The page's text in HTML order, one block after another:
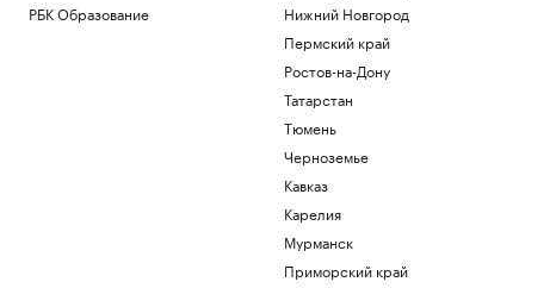
РБК Образование
Нижний Новгород
Пермский край
Ростов-на-Дону
Татарстан
Тюмень
Черноземье
Кавказ
Карелия
Мурманск
Приморский край